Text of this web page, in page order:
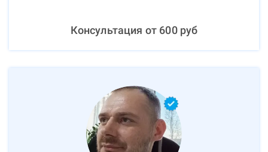
Консультация от 600руб